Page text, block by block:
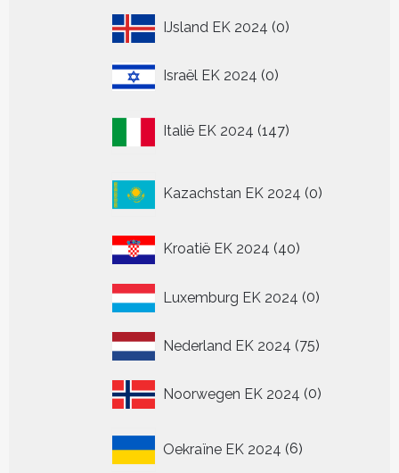
IJsland EK 2024 00
Israël EK 2024 00
Italië EK 2024 147
producten
Kazachstan EK 2024 0
producten
Kroatië EK 2024 4040
Luxemburg EK 2024 00
Nederland EK 2024 7575
Noorwegen EK 2024 00
Oekraïne EK 2024 6
producten